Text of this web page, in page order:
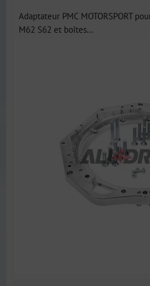
Adaptateur PMC MOTORSPORT
M62 S62 et boîtes...